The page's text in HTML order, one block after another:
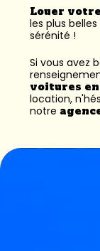
Louer
les plus
sérénité !
Si vous avez
voitures
location,
notre